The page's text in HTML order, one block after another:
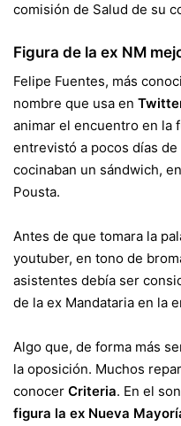
comisión de Salud de su
Figura de la ex NM
Felipe Fuentes, más
nombre que usa en
animar el encuentro en la
entrevistó a pocos días
cocinaban un sándwich,
Pousta.
Antes de que tomara la
youtuber, en tono de
asistentes debía ser
de la ex Mandataria en la
Algo que, de forma más
la oposición. Muchos
conocer Criteria. En el
figura la ex Nueva